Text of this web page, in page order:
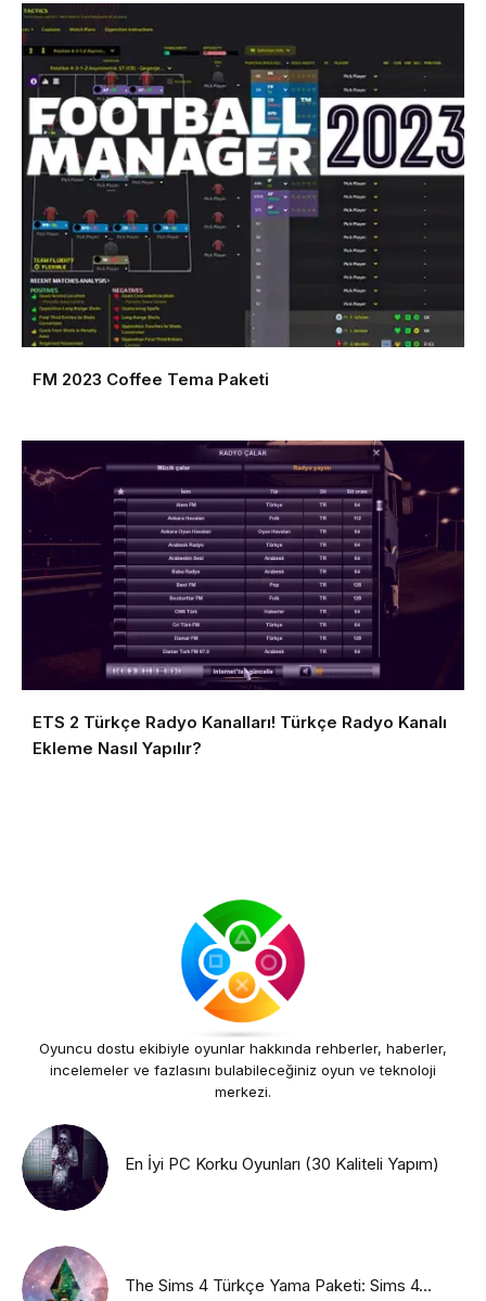
FM 2023 Coffee Tema Paketi
ETS 2 Türkçe Radyo Kanalları! Türkçe Radyo Kanalı
Ekleme Nasıl Yapılır?
Oyuncu dostu ekibiyle oyunlar hakkında rehberler, haberler,
incelemeler ve fazlasını bulabileceğiniz oyun ve teknoloji
merkezi.
En İyi PC Korku Oyunları (30 Kaliteli Yapım)
The Sims 4 Türkçe Yama Paketi: Sims 4...